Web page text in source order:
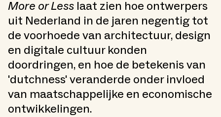
More or Less laat zien hoe ontwerpers
uit Nederland in de jaren negentig tot
de voorhoede van architectuur, design
en digitale cultuur konden
doordringen, en hoe de betekenis van
'dutchness' veranderde onder invloed
van maatschappelijke en economische
ontwikkelingen.